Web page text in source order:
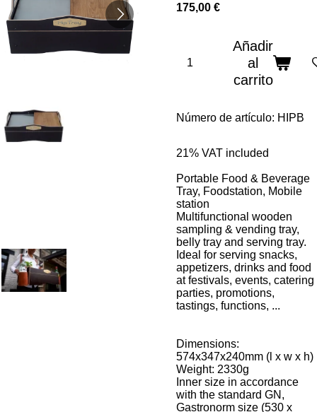
175,00 €
Añadir
al
carrito
Número de artículo: HIPB
21% VAT included
Portable Food & Beverage
Tray, Foodstation, Mobile
station
Multifunctional wooden
sampling & vending tray,
belly tray and serving tray.
Ideal for serving snacks,
appetizers, drinks and food
at festivals, events, catering
parties, promotions,
tastings, functions, ...
Dimensions:
574x347x240mm (l x w x h)
Weight: 2330g
Inner size in accordance
with the standard GN,
Gastronorm size (530 x